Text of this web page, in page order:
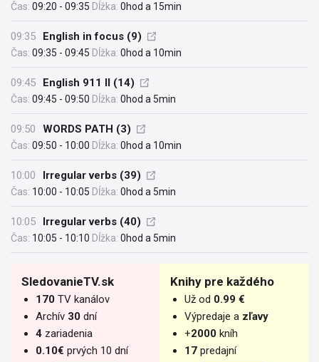
Čas: 09:20 - 09:35 Dĺžka: 0hod a 15min
09:35 English in focus (9)
Čas: 09:35 - 09:45 Dĺžka: 0hod a 10min
09:45 English 911 II (14)
Čas: 09:45 - 09:50 Dĺžka: 0hod a 5min
09:50 WORDS PATH (3)
Čas: 09:50 - 10:00 Dĺžka: 0hod a 10min
10:00 Irregular verbs (39)
Čas: 10:00 - 10:05 Dĺžka: 0hod a 5min
10:05 Irregular verbs (40)
Čas: 10:05 - 10:10 Dĺžka: 0hod a 5min
SledovanieTV.sk
170 TV kanálov
Archív 30 dní
4 zariadenia
0.10€ prvých 10 dní
Knihy pre každého
Už od 0.99 €
Výpredaje a zľavy
+2000 kníh
17 predajní